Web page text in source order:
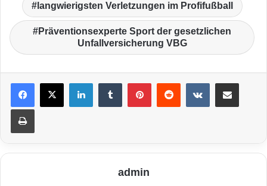
langwierigsten Verletzungen im Profifußball
Präventionsexperte Sport der gesetzlichen
Unfallversicherung VBG
LinkedIn VKontakte
Drucken
admin